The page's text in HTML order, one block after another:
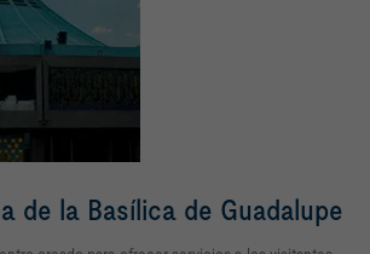
de la Basílica de Guadalupe